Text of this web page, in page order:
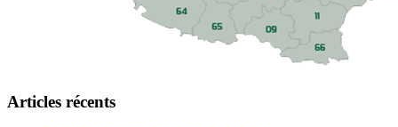
Articles récents